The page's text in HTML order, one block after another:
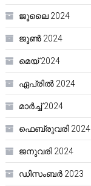
ജൂലൈ 2024
ജൂൺ 2024
മെയ്‌ 2024
ഏപ്രിൽ 2024
മാർച്ച്‌ 2024
ഫെബ്രുവരി 2024
ജനുവരി 2024
ഡിസംബർ 2023